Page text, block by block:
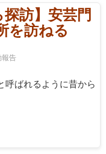
訪】安芸門
を訪ねる
告
呼ばれるように昔から